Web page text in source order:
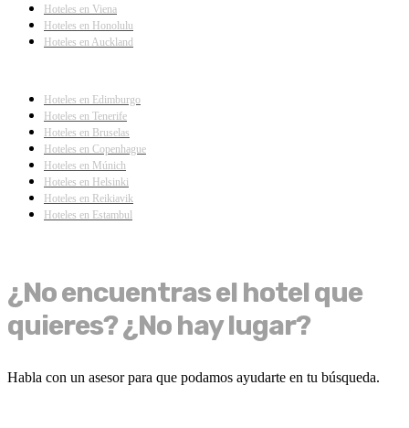
Hoteles en Viena
Hoteles en Honolulu
Hoteles en Auckland
Hoteles en Edimburgo
Hoteles en Tenerife
Hoteles en Bruselas
Hoteles en Copenhague
Hoteles en Múnich
Hoteles en Helsinki
Hoteles en Reikiavik
Hoteles en Estambul
¿No encuentras el hotel que
quieres? ¿No hay lugar?
Habla con un asesor para que podamos ayudarte en tu búsqueda.